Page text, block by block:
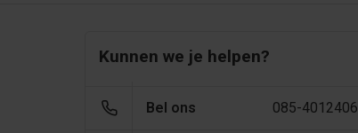
Kunnen we je helpen?
Bel ons 085-4012406